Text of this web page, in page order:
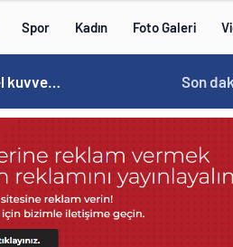
Spor Kadın Foto Galeri
Norweç silahlı kuvvetleri kadınlardan oluşan özel kuvvetler eğitimlerini başlattı. 15:20 /
Son